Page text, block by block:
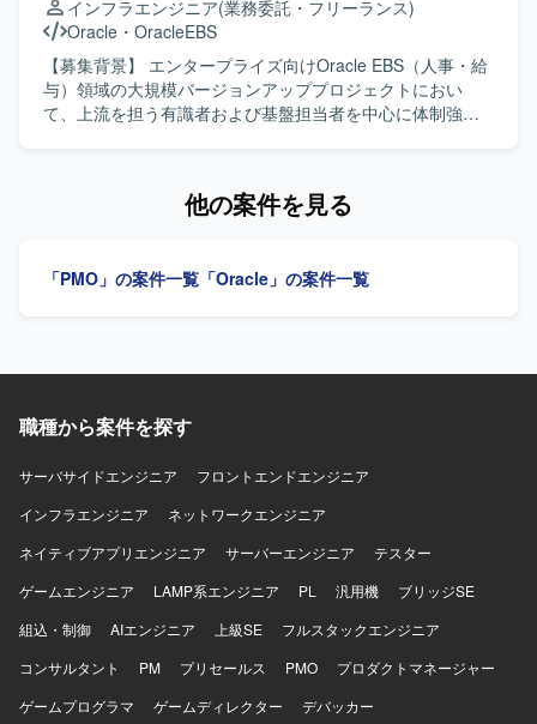
た検証など新しい手法にも前向きに取り組んでいただける
方ですと望ましいです。 【ポジションの魅力】 大規模な基
幹システム（多数の画面およびバッチを含む）のバージョ
ンアップに一気通貫で関わることができ、PHPアプリケー
ションやDB、OSのバージョンアップに関する知見を広く深
PostgreSQL10→14以降（バージョン未確定）,
インフラエンジニア(業務委託・フリーランス)
Oracle ・ OracleEBS
【募集背景】 エンタープライズ向けOracle EBS（人事・給
与）領域の大規模バージョンアッププロジェクトにおい
て、上流を担う有識者および基盤担当者を中心に体制強化
だきます。 人事アプリ担当としては、人事・給与モジュー
す。 EBS基盤担当としては、EBSアプリケーション基盤の
トを牽引していただける方を求めています。 Oracle EBSに
ョンを取りながら、課題解決や改善提案を積極的に行って
タープライズ向けの大規模プロジェクトにおいて、上流工
給与領域およびEBSアプリケーション基盤の最新バージョ
ンに対応する経験を積むことで、今後のキャリアにおいて
高い市場価値を発揮できるポジションとなります。 【開発
環境】 Oracle EBSを中心とした人事・給与モジュールおよ
他の案件を見る
「PMO」の案件一覧 「Oracle」の案件一覧
職種から案件を探す
サーバサイドエンジニア
フロントエンドエンジニア
インフラエンジニア
ネットワークエンジニア
ネイティブアプリエンジニア
サーバーエンジニア
テスター
ゲームエンジニア
LAMP系エンジニア PL 汎用機
ブリッジSE
組込・制御
AIエンジニア 上級SE
フルスタックエンジニア
コンサルタント
PM プリセールス PMO
プロダクトマネージャー
ゲームプログラマ
ゲームディレクター
デバッカー